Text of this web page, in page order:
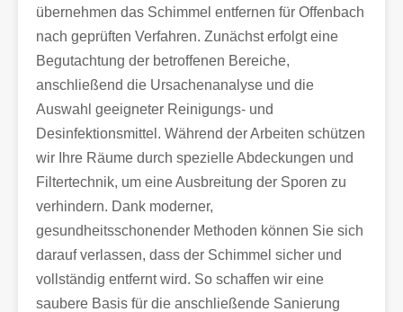
übernehmen das Schimmel entfernen für Offenbach
nach geprüften Verfahren. Zunächst erfolgt eine
Begutachtung der betroffenen Bereiche,
anschließend die Ursachenanalyse und die
Auswahl geeigneter Reinigungs- und
Desinfektionsmittel. Während der Arbeiten schützen
wir Ihre Räume durch spezielle Abdeckungen und
Filtertechnik, um eine Ausbreitung der Sporen zu
verhindern. Dank moderner,
gesundheitsschonender Methoden können Sie sich
darauf verlassen, dass der Schimmel sicher und
vollständig entfernt wird. So schaffen wir eine
saubere Basis für die anschließende Sanierung